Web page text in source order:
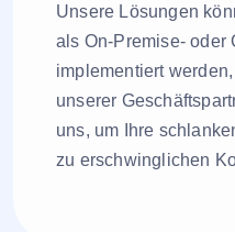
Unsere Lösungen
als On-Premise- oder
implementiert
unserer
uns, um Ihre
zu erschwinglichen